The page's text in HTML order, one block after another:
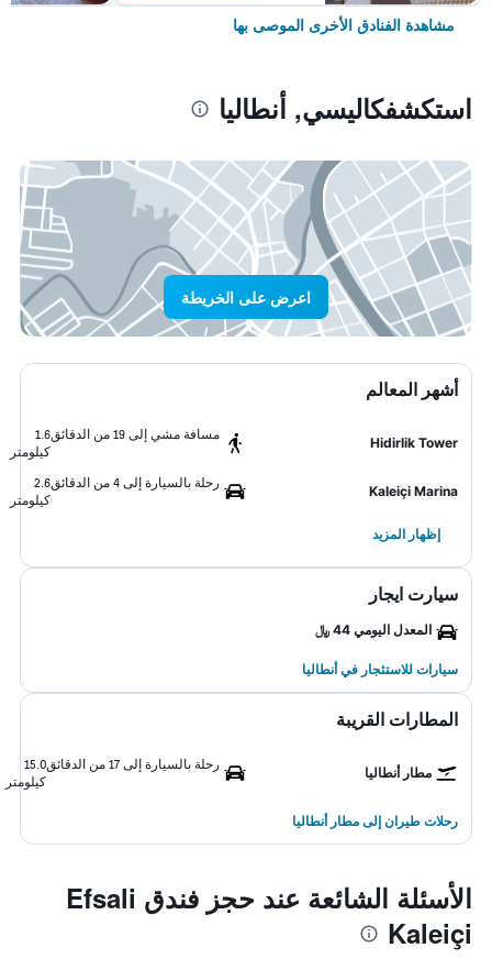
مشاهدة الفنادق الأخرى الموصى بها
استكشفكاليسي, أنطاليا
اعرض على الخريطة
أشهر المعالم
Hidirlik Tower
مسافة مشي إلى 19 من الدقائق
1.6
كيلومتر
Kaleiçi Marina
رحلة بالسيارة إلى 4 من الدقائق
2.6
كيلومتر
إظهار المزيد
سيارت ايجار
المعدل اليومي 44 ﷼
سيارات للاستئجار في أنطاليا
المطارات القريبة
مطار أنطاليا
رحلة بالسيارة إلى 17 من الدقائق
15.0
كيلومتر
رحلات طيران إلى مطار أنطاليا
الأسئلة الشائعة عند حجز فندق Efsali
Kaleiçi